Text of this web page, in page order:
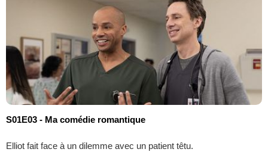
S01E03 - Ma comédie romantique
Elliot fait face à un dilemme avec un patient têtu.